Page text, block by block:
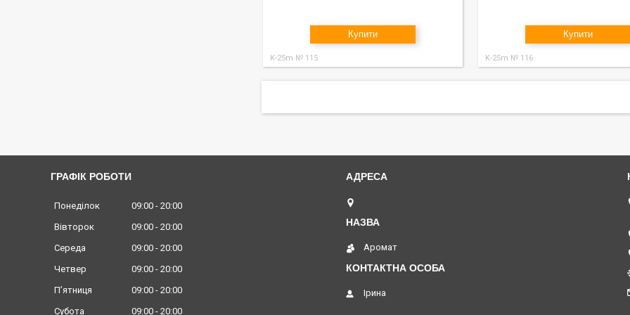
Купити
K-25m № 115
Купити
K-25m № 116
ГРАФІК РОБОТИ
Понеділок 09:00
20:00
Вівторок
09:00
20:00
Середа
09:00
20:00
Четвер
09:00
20:00
Пʼятниця
09:00
20:00
Субота
09:00 20:00
Аромат
Ірина